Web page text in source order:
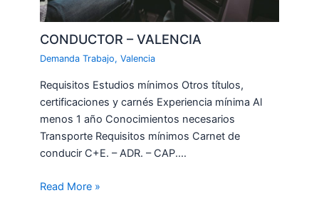
CONDUCTOR – VALENCIA
Demanda Trabajo,Valencia
Requisitos Estudios mínimos Otros títulos,
certificaciones y carnés Experiencia mínima Al
menos 1 año Conocimientos necesarios
Transporte Requisitos mínimos Carnet de
conducir C+E. – ADR. – CAP.…
Read More »